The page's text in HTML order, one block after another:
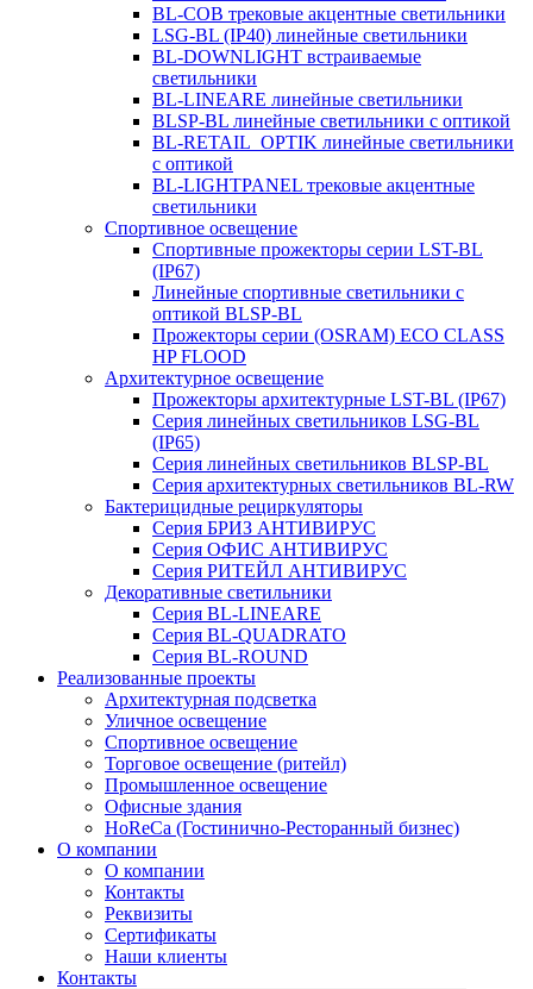
BL-COB трековые акцентные светильники
LSG-BL (IP40) линейные светильники
BL-DOWNLIGHT встраиваемые
светильники
BL-LINEARE линейные светильники
BLSP-BL линейные светильники с оптикой
BL-RETAIL_OPTIK линейные светильники
с оптикой
BL-LIGHTPANEL трековые акцентные
светильники
Спортивное освещение
Спортивные прожекторы серии LST-BL
(IP67)
Линейные спортивные светильники с
оптикой BLSP-BL
Прожекторы серии (OSRAM) ECO CLASS
HP FLOOD
Архитектурное освещение
Прожекторы архитектурные LST-BL (IP67)
Серия линейных светильников LSG-BL
(IP65)
Серия линейных светильников BLSP-BL
Серия архитектурных светильников BL-RW
Бактерицидные рециркуляторы
Серия БРИЗ АНТИВИРУС
Серия ОФИС АНТИВИРУС
Серия РИТЕЙЛ АНТИВИРУС
Декоративные светильники
Серия BL-LINEARE
Серия BL-QUADRATO
Серия BL-ROUND
Реализованные проекты
Архитектурная подсветка
Уличное освещение
Спортивное освещение
Торговое освещение (ритейл)
Промышленное освещение
Офисные здания
HoReCa (Гостинично-Ресторанный бизнес)
О компании
О компании
Контакты
Реквизиты
Сертификаты
Наши клиенты
Контакты